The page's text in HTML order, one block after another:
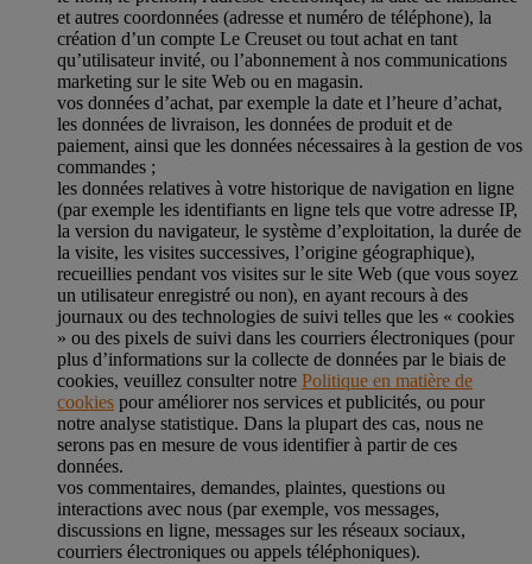
et autres coordonnées (adresse et numéro de téléphone), la
création d’un compte Le Creuset ou tout achat en tant
qu’utilisateur invité, ou l’abonnement à nos communications
marketing sur le site Web ou en magasin.
vos données d’achat, par exemple la date et l’heure d’achat,
les données de livraison, les données de produit et de
paiement, ainsi que les données nécessaires à la gestion de vos
commandes ;
les données relatives à votre historique de navigation en ligne
(par exemple les identifiants en ligne tels que votre adresse IP,
la version du navigateur, le système d’exploitation, la durée de
la visite, les visites successives, l’origine géographique),
recueillies pendant vos visites sur le site Web (que vous soyez
un utilisateur enregistré ou non), en ayant recours à des
journaux ou des technologies de suivi telles que les « cookies
» ou des pixels de suivi dans les courriers électroniques (pour
plus d’informations sur la collecte de données par le biais de
cookies, veuillez consulter notre Politique en matière de
cookies pour améliorer nos services et publicités, ou pour
notre analyse statistique. Dans la plupart des cas, nous ne
serons pas en mesure de vous identifier à partir de ces
données.
vos commentaires, demandes, plaintes, questions ou
interactions avec nous (par exemple, vos messages,
discussions en ligne, messages sur les réseaux sociaux,
courriers électroniques ou appels téléphoniques).